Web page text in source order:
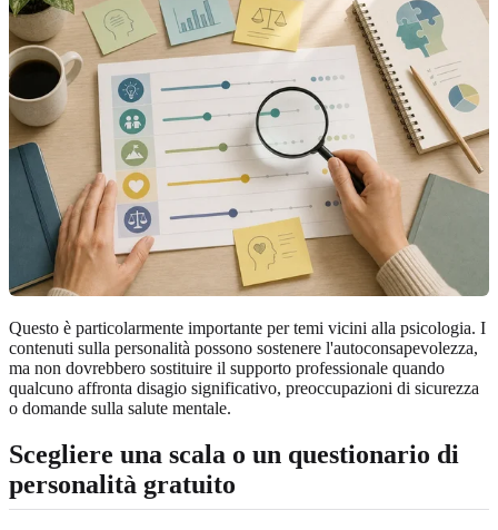
Questo è particolarmente importante per temi vicini alla psicologia. I
contenuti sulla personalità possono sostenere l'autoconsapevolezza,
ma non dovrebbero sostituire il supporto professionale quando
qualcuno affronta disagio significativo, preoccupazioni di sicurezza
o domande sulla salute mentale.
Scegliere una scala o un questionario di
personalità gratuito